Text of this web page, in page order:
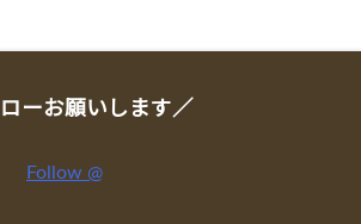
ーお願いします／
Follow @